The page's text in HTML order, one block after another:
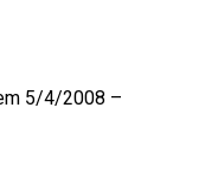
5/4/2008 –